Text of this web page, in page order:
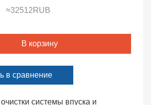
системы впуска и
≈32512RUB
В корзину
в сравнение